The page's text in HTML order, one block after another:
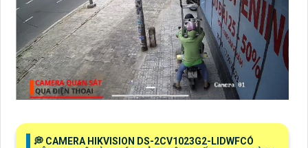
️💭 CAMERA HIKVISION DS-2CV1023G2-LIDWFCÓ